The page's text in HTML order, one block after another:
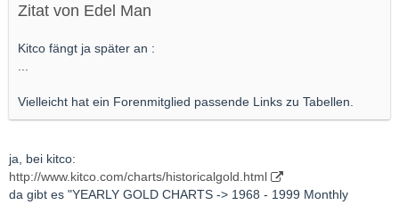
Zitat von Edel Man
Kitco fängt ja später an :
Vielleicht hat ein Forenmitglied passende Links zu Tabellen.
ja, bei kitco:
http://www.kitco.com/charts/historicalgold.html
da gibt es "YEARLY GOLD CHARTS -> 1968 - 1999 Monthly